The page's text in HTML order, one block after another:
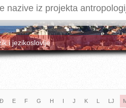
i jezikoslovlje
Đ E F G H I J K L LJ